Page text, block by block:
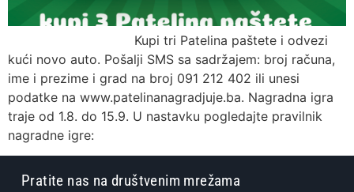
Kupi tri Patelina paštete i odvezi
kući novo auto. Pošalji SMS sa sadržajem: broj računa,
ime i prezime i grad na broj 091 212 402 ili unesi
podatke na www.patelinanagradjuje.ba. Nagradna igra
traje od 1.8. do 15.9. U nastavku pogledajte pravilnik
nagradne igre:
Pratite nas na društvenim mrežama